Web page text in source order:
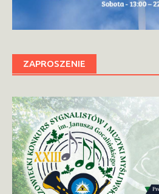
ZAPROSZENIE